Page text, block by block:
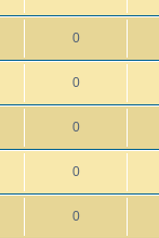
0
0
0
0
0